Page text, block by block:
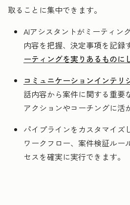
取ることに集中できます。
AIアシスタントがミーティン
内容を把握、決定事項を記録
ーティングを実りあるものに
コミュニケーションインテリ
話内容から案件に関する重要
アクションやコーチングに活
パイプラインをカスタマイズ
ワークフロー、案件検証ルー
セスを確実に実行できます。